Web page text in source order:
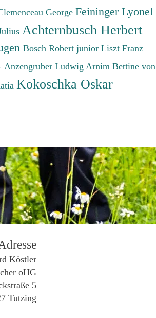
George Feininger Lyonel
Achternbusch Herbert
Bosch Robert junior Liszt Franz
Anzengruber Ludwig Arnim Bettine von
Kokoschka Oskar
Köstler
oHG
5
Tutzing